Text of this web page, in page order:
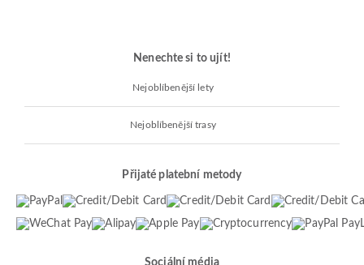
Nenechte si to ujít!
Nejoblíbenější lety
Nejoblíbenější trasy
Přijaté platební metody
Sociální média